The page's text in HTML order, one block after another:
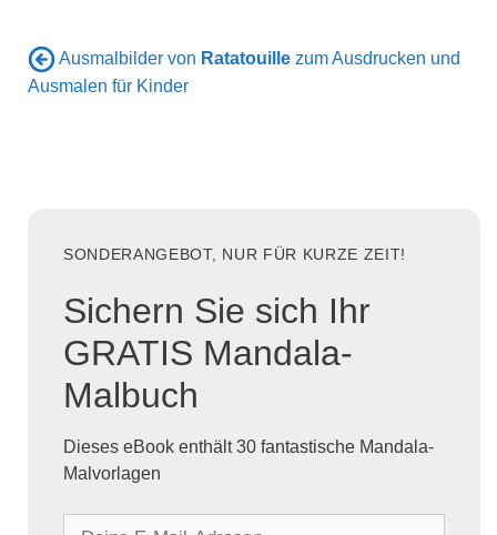
Ausmalbilder von Ratatouille zum Ausdrucken und
Ausmalen für Kinder
SONDERANGEBOT, NUR FÜR KURZE ZEIT!
Sichern Sie sich Ihr
GRATIS Mandala-
Malbuch
Dieses eBook enthält 30 fantastische Mandala-
Malvorlagen